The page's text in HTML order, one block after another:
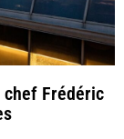
chef Frédéric